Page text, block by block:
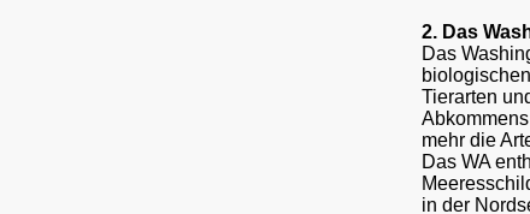
2. Das
Das
Tierarten
mehr die
Das WA
in der